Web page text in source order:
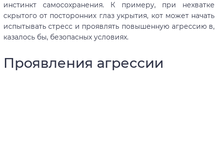
инстинкт самосохранения. К примеру, при нехватке
скрытого от посторонних глаз укрытия, кот может начать
испытывать стресс и проявлять повышенную агрессию в,
казалось бы, безопасных условиях.
Проявления агрессии